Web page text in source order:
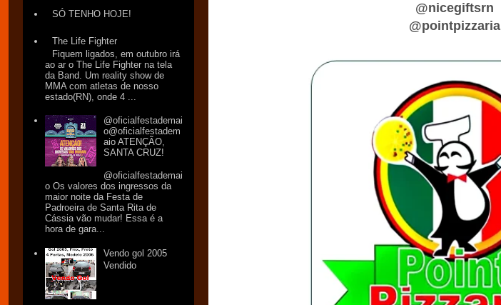
@nicegiftsrn
@pointpizzaria
SÓ TENHO HOJE!
The Life Fighter
Fiquem ligados, em outubro irá
ao ar o The Life Fighter na tela
da Band. Um reality show de
MMA com atletas de nosso
estado(RN), onde 4 ...
@oficialfestademai
o@oficialfestadem
aio ATENÇÃO,
SANTA CRUZ!
@oficialfestademai
o Os valores dos ingressos da
maior noite da Festa de
Padroeira de Santa Rita de
Cássia vão mudar! Essa é a
hora de gara...
Vendo gol 2005
Vendido